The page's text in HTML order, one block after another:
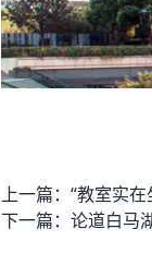
上一篇：
下一篇：